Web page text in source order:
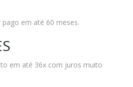
em até 60 meses.
em até 36x com juros muito